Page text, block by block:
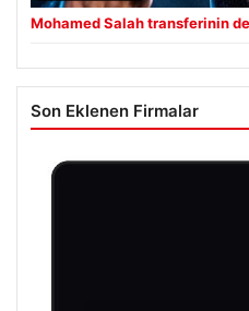
Mohamed Salah transferinin
Son Eklenen Firmalar